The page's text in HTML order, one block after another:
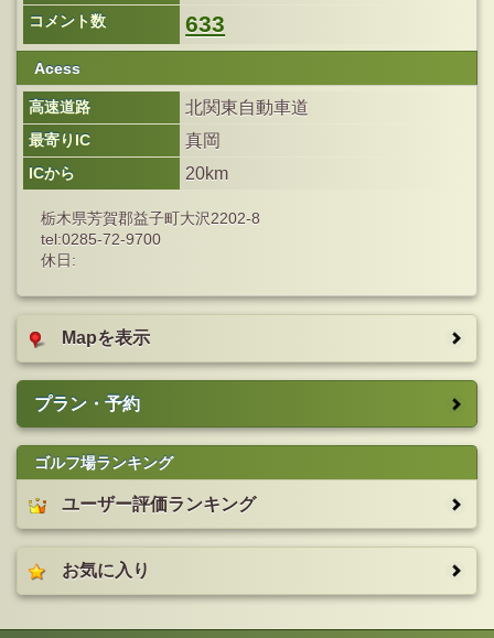
コメント数 633
Acess
高速道路 北関東自動車道
最寄りIC 真岡
ICから 20km
栃木県芳賀郡益子町大沢2202-8
tel:0285-72-9700
休日:
Mapを表示
プラン・予約
ゴルフ場ランキング
ユーザー評価ランキング
お気に入り